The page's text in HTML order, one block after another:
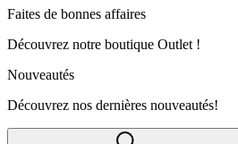
Faites de bonnes affaires
Découvrez notre boutique Outlet !
Nouveautés
Découvrez nos dernières nouveautés!